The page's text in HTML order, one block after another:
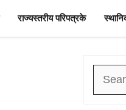
राज्यस्तरीय परिपत्रके